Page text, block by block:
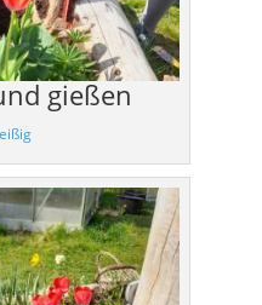
gießen